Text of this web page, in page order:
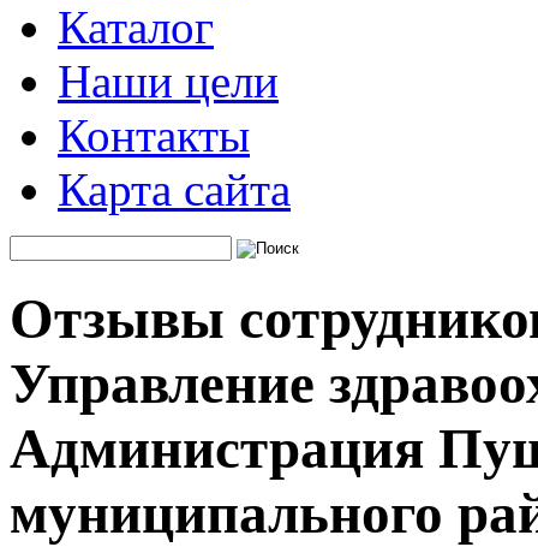
Каталог
Наши цели
Контакты
Карта сайта
Отзывы
Управление
Администрация
муниципального